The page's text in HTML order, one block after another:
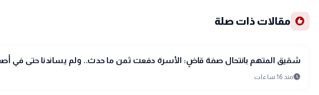
recommend مقالات ذات صلة
public
الأخبار المحلية
شقيق المتهم بانتحال صفة قاضٍ: الأسرة دفعت ثمن ما حدث.. ولم يساندنا حتى في
scheduleمنذ 16 ساعات